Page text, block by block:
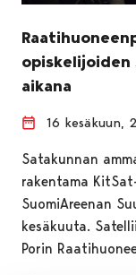
aikana
16 kesäkuun,
Satakunnan
rakentama
SuomiAreenan
kesäkuuta.
Porin